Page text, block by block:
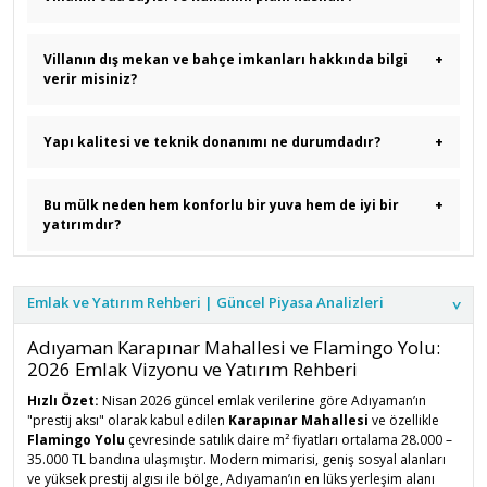
Villanın dış mekan ve bahçe imkanları hakkında bilgi
verir misiniz?
+
Yapı kalitesi ve teknik donanımı ne durumdadır? +
Bu mülk neden hem konforlu bir yuva hem de iyi bir
yatırımdır?
+
Emlak ve Yatırım Rehberi | Güncel Piyasa Analizleri
Adıyaman Karapınar Mahallesi ve Flamingo Yolu:
2026 Emlak Vizyonu ve Yatırım Rehberi
Hızlı Özet: Nisan 2026 güncel emlak verilerine göre Adıyaman’ın
"prestij aksı" olarak kabul edilen Karapınar Mahallesi ve özellikle
Flamingo Yolu çevresinde satılık daire m² fiyatları ortalama 28.000 –
35.000 TL bandına ulaşmıştır. Modern mimarisi, geniş sosyal alanları
ve yüksek prestij algısı ile bölge, Adıyaman’ın en lüks yerleşim alanı